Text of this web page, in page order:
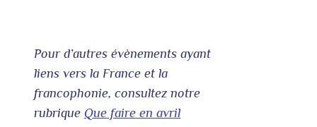
Pour d’autres évènements ayant
liens vers la France et la
francophonie, consultez notre
rubrique Que faire en avril